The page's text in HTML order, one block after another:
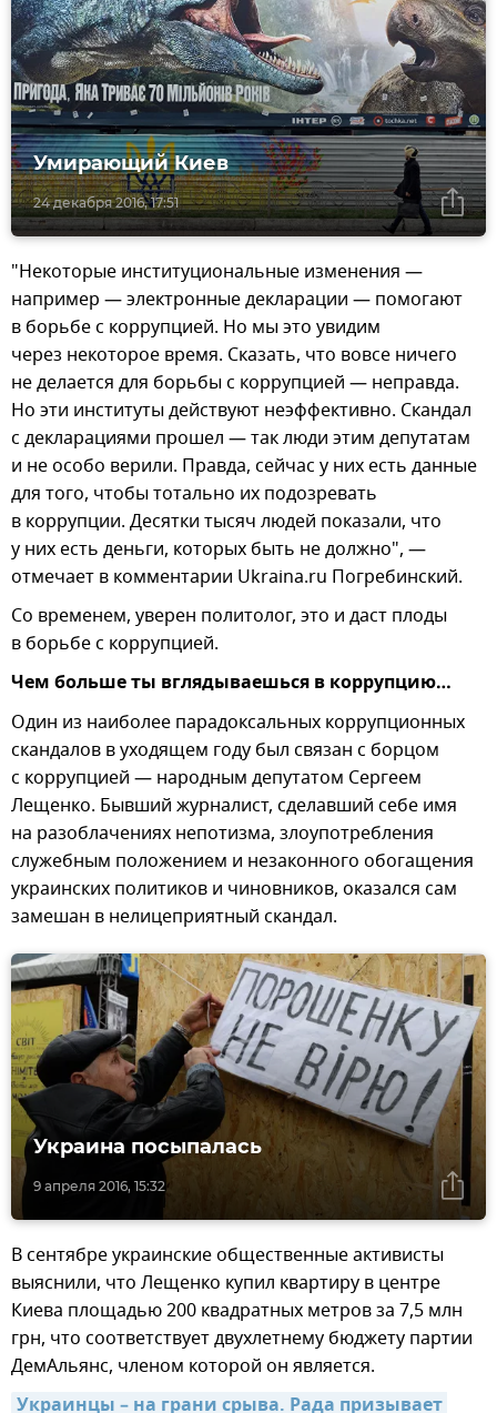
24 декабря 2016, 17:51
Умирающий Киев
"Некоторые институциональные изменения —
например — электронные декларации — помогают
в борьбе с коррупцией. Но мы это увидим
через некоторое время. Сказать, что вовсе ничего
не делается для борьбы с коррупцией — неправда.
Но эти институты действуют неэффективно. Скандал
с декларациями прошел — так люди этим депутатам
и не особо верили. Правда, сейчас у них есть данные
для того, чтобы тотально их подозревать
в коррупции. Десятки тысяч людей показали, что
у них есть деньги, которых быть не должно", —
отмечает в комментарии Ukraina.ru Погребинский.
Со временем, уверен политолог, это и даст плоды
в борьбе с коррупцией.
Чем больше ты вглядываешься в коррупцию…
Один из наиболее парадоксальных коррупционных
скандалов в уходящем году был связан с борцом
с коррупцией — народным депутатом Сергеем
Лещенко. Бывший журналист, сделавший себе имя
на разоблачениях непотизма, злоупотребления
служебным положением и незаконного обогащения
украинских политиков и чиновников, оказался сам
замешан в нелицеприятный скандал.
9 апреля 2016, 15:32
Украина посыпалась
В сентябре украинские общественные активисты
выяснили, что Лещенко купил квартиру в центре
Киева площадью 200 квадратных метров за 7,5 млн
грн, что соответствует двухлетнему бюджету партии
ДемАльянс, членом которой он является.
Украинцы – на грани срыва. Рада призывает